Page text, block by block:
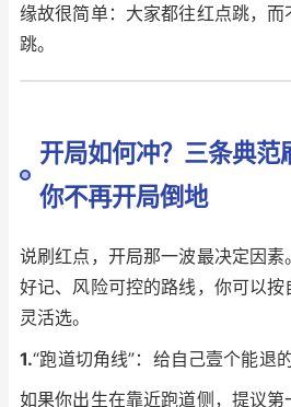
缘故很简单：大家都往红点跳，而
跳。
开局如何冲？三条典范
你不再开局倒地
说刷红点，开局那一波最决定因
好记、风险可控的路线，你可以
灵活选。
1.“跑道切角线”：给自己壹个能退
如果你出生在靠近跑道侧，提议第